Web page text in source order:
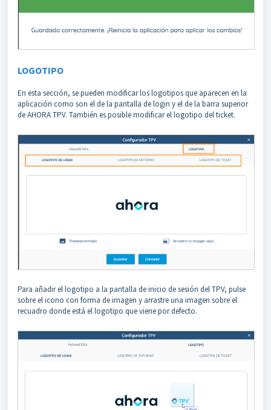
LOGOTIPO
En esta sección, se pueden modificar los logotipos que aparecen en la
aplicación como son el de la pantalla de login y el de la barra superior
de AHORA TPV. También es posible modificar el logotipo del ticket.
Para añadir el logotipo a la pantalla de inicio de sesión del TPV, pulse
sobre el icono con forma de imagen y arrastre una imagen sobre el
recuadro donde está el logotipo que viene por defecto.